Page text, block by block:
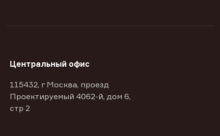
Центральный офис
115432, г Москва, проезд
Проектируемый 4062-й, дом 6,
стр 2